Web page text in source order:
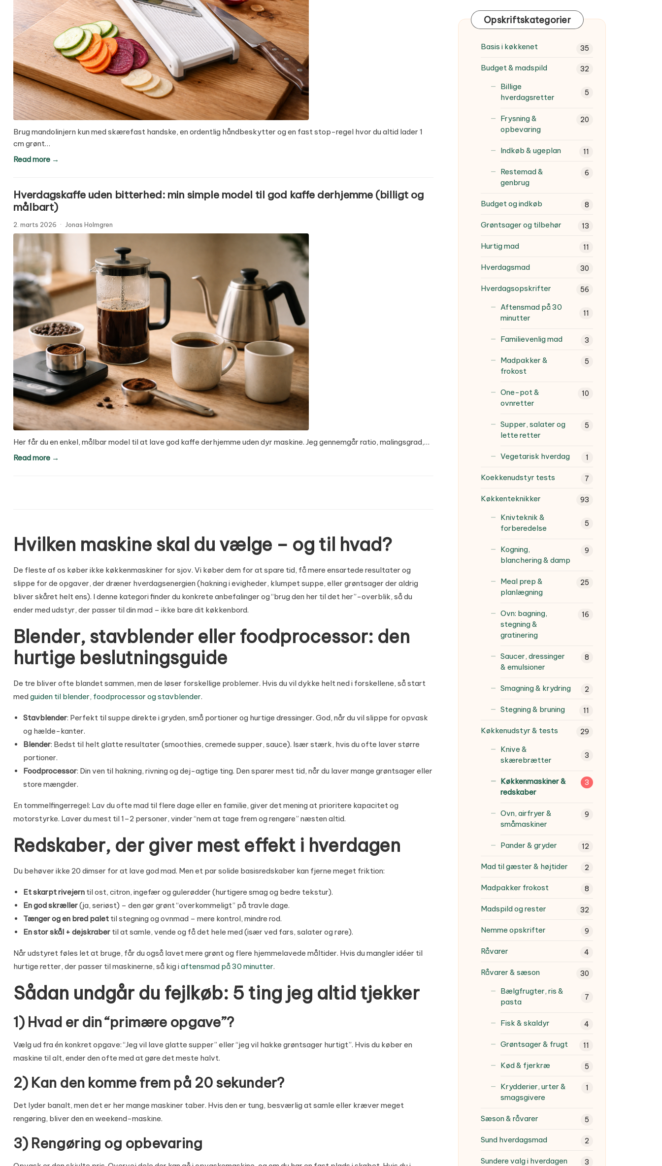
Brug mandolinjern kun med skærefast handske, en ordentlig håndbeskytter og en fast stop-regel hvor du altid lader 1
cm grønt…
Read more →
Hverdagskaffe uden bitterhed: min simple model til god kaffe derhjemme (billigt og
målbart)
2. marts 2026 · Jonas Holmgren
Her får du en enkel, målbar model til at lave god kaffe derhjemme uden dyr maskine. Jeg gennemgår ratio, malingsgrad,…
Read more →
Hvilken maskine skal du vælge – og til hvad?
De fleste af os køber ikke køkkenmaskiner for sjov. Vi køber dem for at spare tid, få mere ensartede resultater og
slippe for de opgaver, der dræner hverdagsenergien (hakning i evigheder, klumpet suppe, eller grøntsager der aldrig
bliver skåret helt ens). I denne kategori finder du konkrete anbefalinger og “brug den her til det her”-overblik, så du
ender med udstyr, der passer til din mad – ikke bare dit køkkenbord.
Blender, stavblender eller foodprocessor: den
hurtige beslutningsguide
De tre bliver ofte blandet sammen, men de løser forskellige problemer. Hvis du vil dykke helt ned i forskellene, så start
medguiden til blender, foodprocessor og stavblender.
Stavblender: Perfekt til suppe direkte i gryden, små portioner og hurtige dressinger. God, når du vil slippe for opvask
og hælde-kanter.
Blender: Bedst til helt glatte resultater (smoothies, cremede supper, sauce). Især stærk, hvis du ofte laver større
portioner.
Foodprocessor: Din ven til hakning, rivning og dej-agtige ting. Den sparer mest tid, når du laver mange grøntsager eller
store mængder.
En tommelfingerregel: Lav du ofte mad til flere dage eller en familie, giver det mening at prioritere kapacitet og
motorstyrke. Laver du mest til 1–2 personer, vinder “nem at tage frem og rengøre” næsten altid.
Redskaber, der giver mest effekt i hverdagen
Du behøver ikke 20 dimser for at lave god mad. Men et par solide basisredskaber kan fjerne meget friktion:
Et skarpt rivejern til ost, citron, ingefær og gulerødder (hurtigere smag og bedre tekstur).
En god skræller(ja, seriøst) – den gør grønt “overkommeligt” på travle dage.
Tænger og en bred palet til stegning og ovnmad – mere kontrol, mindre rod.
En stor skål + dejskraber til at samle, vende og få det hele med (især ved fars, salater og røre).
Når udstyret føles let at bruge, får du også lavet mere grønt og flere hjemmelavede måltider. Hvis du mangler idéer til
hurtige retter, der passer til maskinerne, så kig iaftensmad på 30 minutter.
Sådan undgår du fejlkøb: 5 ting jeg altid tjekker
1) Hvad er din “primære opgave”?
Vælg ud fra én konkret opgave: “Jeg vil lave glatte supper” eller “jeg vil hakke grøntsager hurtigt”. Hvis du køber en
maskine til alt, ender den ofte med at gøre det meste halvt.
2) Kan den komme frem på 20 sekunder?
Det lyder banalt, men det er her mange maskiner taber. Hvis den er tung, besværlig at samle eller kræver meget
rengøring, bliver den en weekend-maskine.
3) Rengøring og opbevaring
Opskriftskategorier
Basis i køkkenet 35
Budget & madspild 32
Billige
hverdagsretter
5
Frysning &
opbevaring
20
Indkøb & ugeplan 11
Restemad &
genbrug
6
Budget og indkøb 8
Grøntsager og tilbehør 13
Hurtig mad 11
Hverdagsmad 30
Hverdagsopskrifter 56
Aftensmad på 30
minutter
11
Familievenlig mad 3
Madpakker &
frokost
5
One-pot &
ovnretter
10
Supper, salater og
lette retter
5
Vegetarisk hverdag 1
Koekkenudstyr tests 7
Køkkenteknikker 93
Knivteknik &
forberedelse
5
Kogning,
blanchering & damp
9
Meal prep &
planlægning
25
Ovn: bagning,
stegning &
gratinering
16
Saucer, dressinger
& emulsioner
8
Smagning & krydring 2
Stegning & bruning 11
Køkkenudstyr & tests 29
Knive &
skærebrætter
3
Køkkenmaskiner &
redskaber
3
Ovn, airfryer &
småmaskiner
9
Pander & gryder 12
Mad til gæster & højtider 2
Madpakker frokost 8
Madspild og rester 32
Nemme opskrifter 9
Råvarer 4
Råvarer & sæson 30
Bælgfrugter, ris &
pasta
7
Fisk & skaldyr 4
Grøntsager & frugt 11
Kød & fjerkræ 5
Krydderier, urter &
smagsgivere
1
Sæson & råvarer 5
Sund hverdagsmad 2
Sundere valg i hverdagen 3